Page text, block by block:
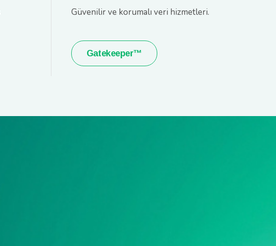
Güvenilir ve korumalı veri hizmetleri.
Gatekeeper™